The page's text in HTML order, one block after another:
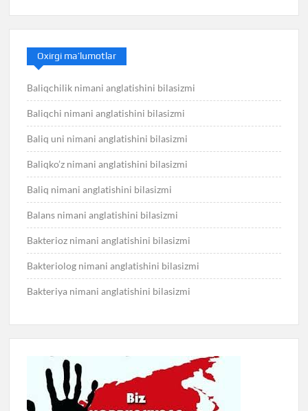
Oxirgi ma’lumotlar
Baliqchilik nimani anglatishini bilasizmi
Baliqchi nimani anglatishini bilasizmi
Baliq uni nimani anglatishini bilasizmi
Baliqko’z nimani anglatishini bilasizmi
Baliq nimani anglatishini bilasizmi
Balans nimani anglatishini bilasizmi
Bakterioz nimani anglatishini bilasizmi
Bakteriolog nimani anglatishini bilasizmi
Bakteriya nimani anglatishini bilasizmi